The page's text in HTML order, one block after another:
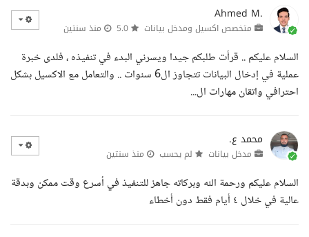
Ahmed M.
متخصص اكسيل ومدخل بيانات منذ سنتين
السلام عليكم .. قرأت طلبكم جيدا ويسرني البدء في تنفيذه ، فلدى خبرة
عملية في إدخال البيانات تتجاوز ال6 سنوات .. والتعامل مع الاكسيل بشكل
احترافي واتقان مهارات ال...
محمد ع.
مدخل بيانات لم يحسب منذ سنتين
السلام عليكم ورحمة الله وبركاته جاهز للتنفيذ في أسرع وقت ممكن وبدقة
عالية في خلال ٤ أيام فقط دون أخطاء